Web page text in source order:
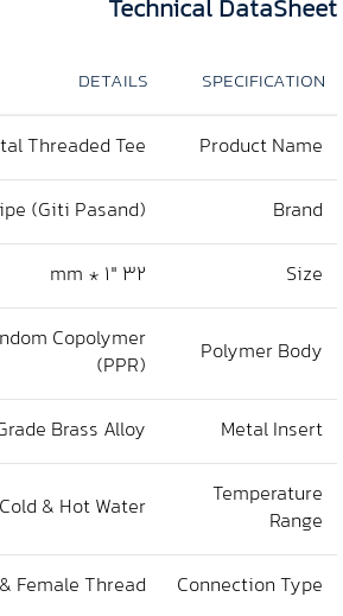
Technical DataSheet
SPECIFICATION
DETAILS
Product Name
Threaded Tee
Brand
(Giti Pasand)
Size
32 mm * 1″
Polymer Body
Copolymer
(PPR)
Metal Insert
Brass Alloy
Temperature
Range
& Hot Water
Connection Type
Female Thread